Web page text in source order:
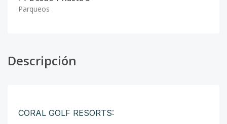
Parqueos
Descripción
CORAL GOLF RESORTS: